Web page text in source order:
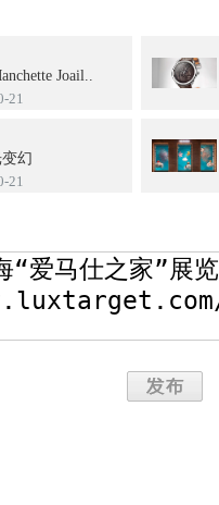
Joail..
21
幻
21